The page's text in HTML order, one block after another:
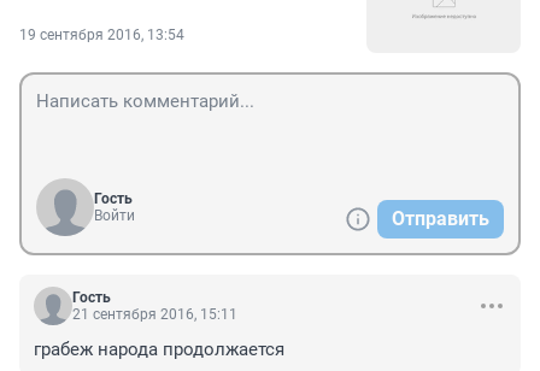
19 сентября 2016, 13:54
Гость
Войти
Отправить
Гость
21 сентября 2016, 15:11
грабеж народа продолжается